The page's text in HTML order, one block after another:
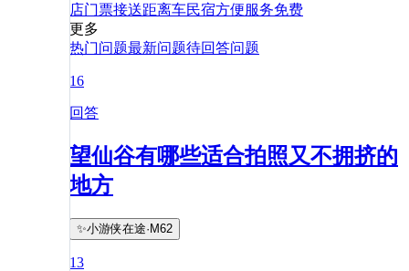
店门票接送距离车民宿方便服务免费
更多
热门问题最新问题待回答问题
16
回答
望仙谷有哪些适合拍照又不拥挤的
地方
✨小游侠在途·M62
13